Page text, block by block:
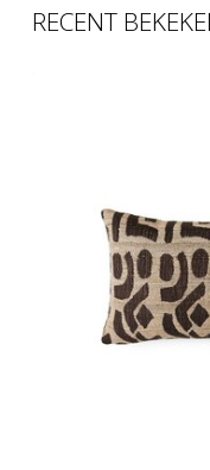
RECENT